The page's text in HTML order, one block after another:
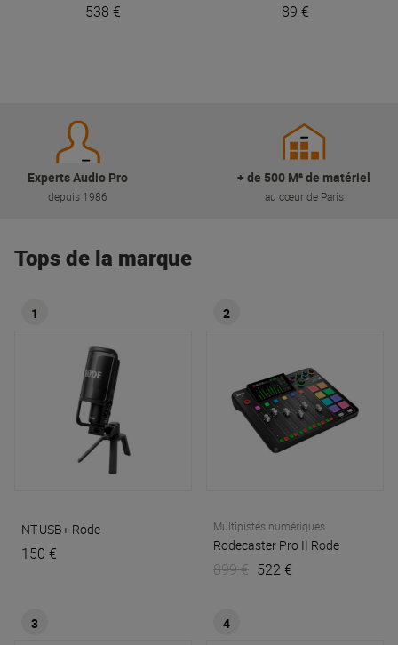
538 € 89 €
Experts Audio Pro
depuis 1986
+ de 500 M² de matériel
au cœur de Paris
Tops de la marque
1
NT-USB+ Rode
150 €
2
Multipistes numériques
Rodecaster Pro II Rode
899 € 522 €
3 4